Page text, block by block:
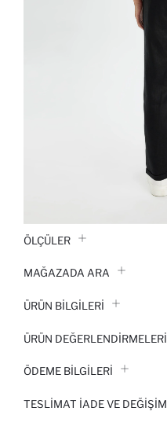
ÖLÇÜLER
MAĞAZADA ARA
ÜRÜN BILGILERI
ÜRÜN DEĞERLENDİRMELERİ
ÖDEME BİLGİLERİ
TESLIMAT İADE VE DEĞIŞIM